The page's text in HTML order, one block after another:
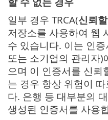
일부 경우 TRCA(신뢰
저장소를 사용하여 웹
수 있습니다. 이는 인
또는 소기업의 관리자)
으며 이 인증서를 신뢰
는 경우 항상 위험이
다. 은행 등 대부분의
생성된 인증서를 사용